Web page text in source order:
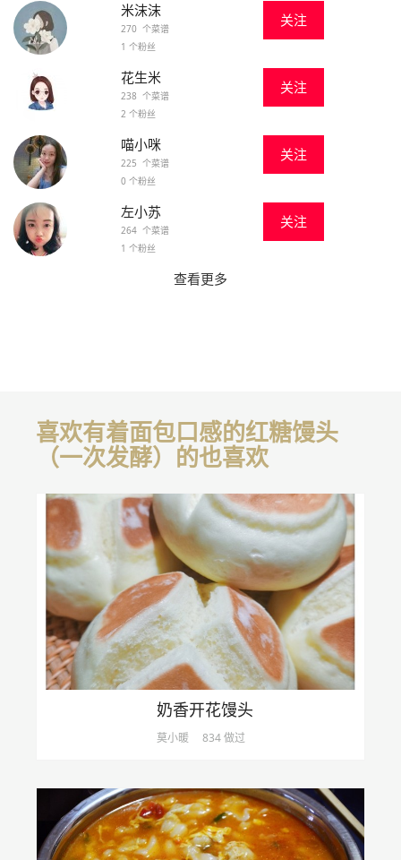
米沫沫
270 个菜谱
1 个粉丝
关注
花生米
238 个菜谱
2 个粉丝
关注
喵小咪
225 个菜谱
0 个粉丝
关注
左小苏
264 个菜谱
1 个粉丝
关注
查看更多
喜欢有着面包口感的红糖馒头
（一次发酵）的也喜欢
奶香开花馒头
莫小暖 834 做过